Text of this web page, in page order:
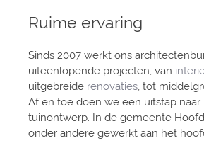
Ruime ervaring
Sinds 2007 werkt ons
uiteenlopende projecten, van
uitgebreide renovaties, tot
Af en toe doen we een uitstap naar
tuinontwerp. In de gemeente
onder andere gewerkt aan het